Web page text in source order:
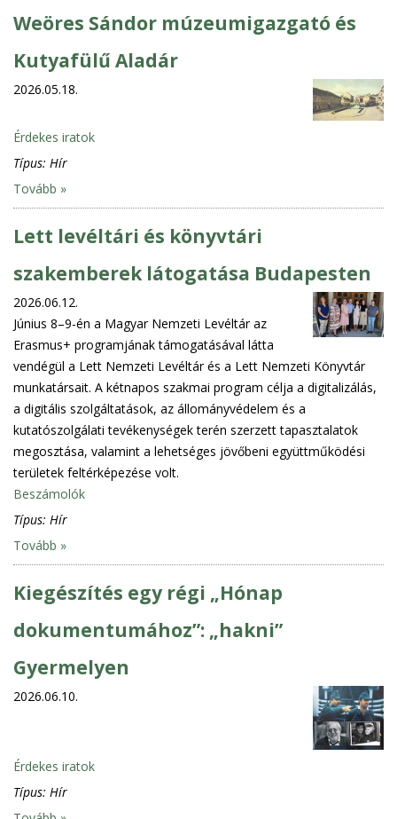
Weöres Sándor múzeumigazgató és
Kutyafülű Aladár
2026.05.18.
Érdekes iratok
Típus: Hír
Tovább »
Lett levéltári és könyvtári
szakemberek látogatása Budapesten
2026.06.12.
Június 8–9-én a Magyar Nemzeti Levéltár az
Erasmus+ programjának támogatásával látta
vendégül a Lett Nemzeti Levéltár és a Lett Nemzeti Könyvtár
munkatársait. A kétnapos szakmai program célja a digitalizálás,
a digitális szolgáltatások, az állományvédelem és a
kutatószolgálati tevékenységek terén szerzett tapasztalatok
megosztása, valamint a lehetséges jövőbeni együttműködési
területek feltérképezése volt.
Beszámolók
Típus: Hír
Tovább »
Kiegészítés egy régi „Hónap
dokumentumához”: „hakni”
Gyermelyen
2026.06.10.
Érdekes iratok
Típus: Hír